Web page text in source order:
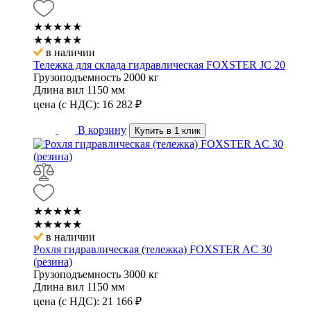
★★★★★
★★★★★
в наличии
Тележка для склада гидравлическая FOXSTER JC 20
Грузоподъемность 2000 кг
Длина вил 1150 мм
цена (с НДС): 16 282 ₽
В корзину Купить в 1 клик
★★★★★
★★★★★
в наличии
Рохля гидравлическая (тележка) FOXSTER AC 30
(резина)
Грузоподъемность 3000 кг
Длина вил 1150 мм
цена (с НДС): 21 166 ₽